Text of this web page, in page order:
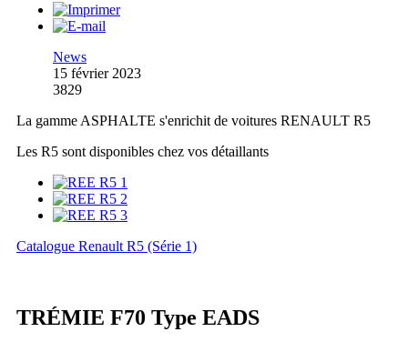
News
15 février 2023
3829
La gamme ASPHALTE s'enrichit de voitures RENAULT R5
Les R5 sont disponibles chez vos détaillants
Catalogue Renault R5 (Série 1)
TRÉMIE F70 Type EADS